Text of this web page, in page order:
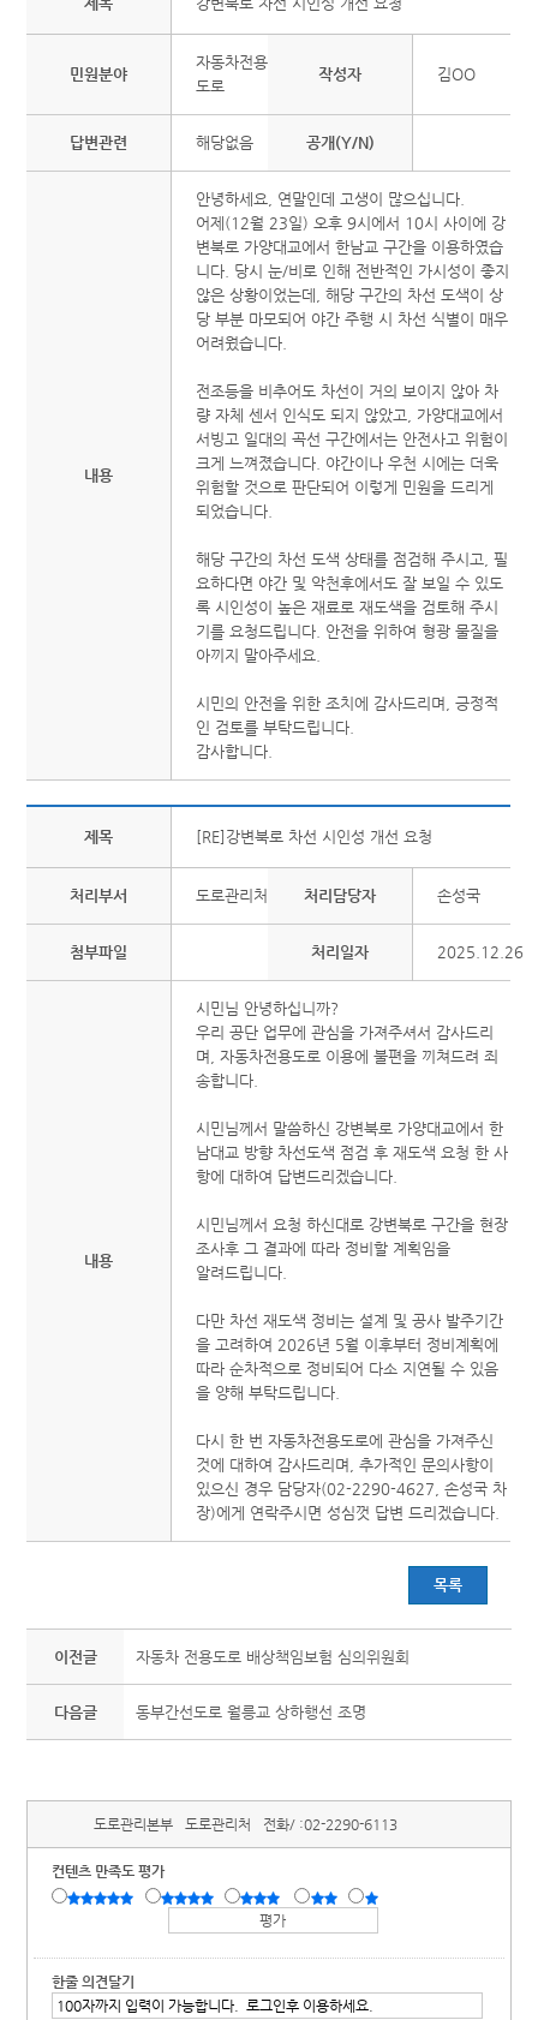
민원분야
자동차전용
도로
작성자 김OO
답변관련 해당없음 공개(Y/N)
내용
안녕하세요, 연말인데 고생이 많으십니다.
어제(12월 23일) 오후 9시에서 10시 사이에 강
변북로 가양대교에서 한남교 구간을 이용하였습
니다. 당시 눈/비로 인해 전반적인 가시성이 좋지
않은 상황이었는데, 해당 구간의 차선 도색이 상
당 부분 마모되어 야간 주행 시 차선 식별이 매우
어려웠습니다.
전조등을 비추어도 차선이 거의 보이지 않아 차
량 자체 센서 인식도 되지 않았고, 가양대교에서
서빙고 일대의 곡선 구간에서는 안전사고 위험이
크게 느껴졌습니다. 야간이나 우천 시에는 더욱
위험할 것으로 판단되어 이렇게 민원을 드리게
되었습니다.
해당 구간의 차선 도색 상태를 점검해 주시고, 필
요하다면 야간 및 악천후에서도 잘 보일 수 있도
록 시인성이 높은 재료로 재도색을 검토해 주시
기를 요청드립니다. 안전을 위하여 형광 물질을
아끼지 말아주세요.
시민의 안전을 위한 조치에 감사드리며, 긍정적
인 검토를 부탁드립니다.
감사합니다.
제목 [RE]강변북로 차선 시인성 개선 요청
처리부서 도로관리처 처리담당자 손성국
첨부파일 처리일자 2025.12.26
내용
시민님 안녕하십니까?
우리 공단 업무에 관심을 가져주셔서 감사드리
며, 자동차전용도로 이용에 불편을 끼쳐드려 죄
송합니다.
시민님께서 말씀하신 강변북로 가양대교에서 한
남대교 방향 차선도색 점검 후 재도색 요청 한 사
항에 대하여 답변드리겠습니다.
시민님께서 요청 하신대로 강변북로 구간을 현장
조사후 그 결과에 따라 정비할 계획임을
알려드립니다.
다만 차선 재도색 정비는 설계 및 공사 발주기간
을 고려하여 2026년 5월 이후부터 정비계획에
따라 순차적으로 정비되어 다소 지연될 수 있음
을 양해 부탁드립니다.
다시 한 번 자동차전용도로에 관심을 가져주신
것에 대하여 감사드리며, 추가적인 문의사항이
있으신 경우 담당자(02-2290-4627, 손성국 차
장)에게 연락주시면 성심껏 답변 드리겠습니다.
목록
이전글 자동차 전용도로 배상책임보험 심의위원회
다음글 동부간선도로 월릉교 상하행선 조명
도로관리본부 도로관리처 전화/ :02-2290-6113
컨텐츠 만족도 평가
한줄 의견달기